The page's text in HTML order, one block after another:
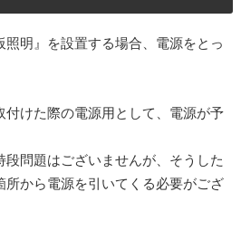
明』を設置する場合、電源をとっ
付けた際の電源用として、電源が予
問題はございませんが、そうした
所から電源を引いてくる必要がござ